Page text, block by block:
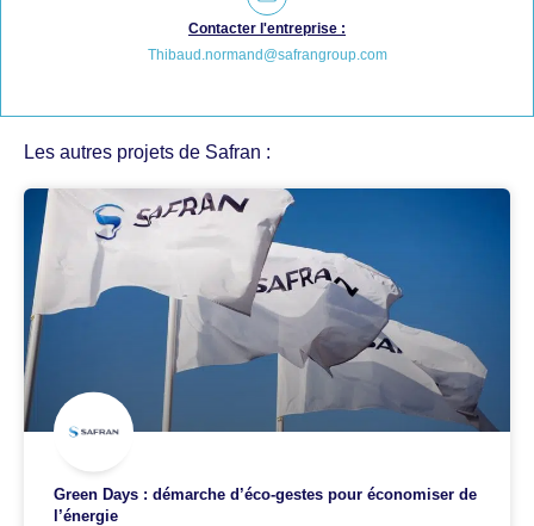
Contacter l'entreprise :
Thibaud.normand@safrangroup.com
Les autres projets de Safran :
Green Days : démarche d’éco-gestes pour économiser de
l’énergie